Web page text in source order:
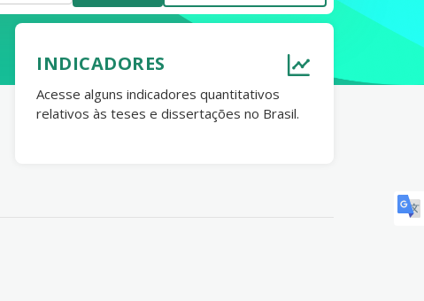
INDICADORES
Acesse alguns indicadores quantitativos
relativos às teses e dissertações no Brasil.